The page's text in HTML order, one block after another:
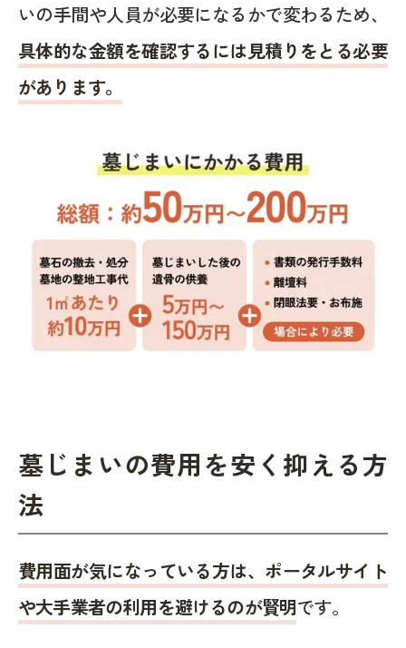
いの手間や人員が必要になるかで変わるため、
具体的な金額を確認するには見積りをとる必要
があります。
墓じまいの費用を安く抑える方
法
費用面が気になっている方は、ポータルサイト
や大手業者の利用を避けるのが賢明です。